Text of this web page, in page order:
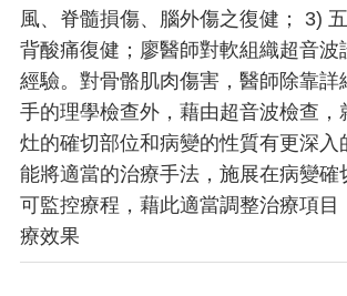
風、脊髓損傷、腦外傷之復健； 3)
背酸痛復健；廖醫師對軟組織超音波
經驗。對骨骼肌肉傷害，醫師除靠詳
手的理學檢查外，藉由超音波檢查，
灶的確切部位和病變的性質有更深入
能將適當的治療手法，施展在病變確
可監控療程，藉此適當調整治療項目
療效果